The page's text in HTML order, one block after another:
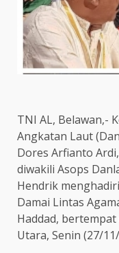
TNI AL, Belawan,-
Angkatan Laut
Dores Arfianto Ardi,
diwakili Asops
Hendrik
Damai Lintas
Haddad,
Utara, Senin (27/